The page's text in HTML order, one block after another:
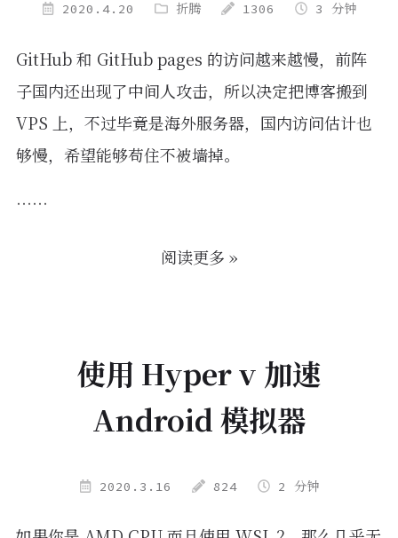
2020.4.20 折腾 1306 3 分钟
GitHub 和 GitHub pages 的访问越来越慢，前阵
子国内还出现了中间人攻击，所以决定把博客搬到
VPS 上，不过毕竟是海外服务器，国内访问估计也
够慢，希望能够苟住不被墙掉。
……
阅读更多 »
使用 Hyper v 加速
Android 模拟器
2020.3.16 824 2 分钟